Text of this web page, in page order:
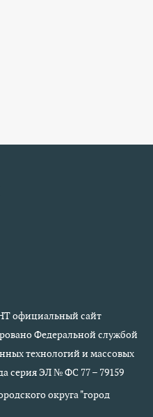
официальный сайт
Федеральной службой
технологий и массовых
серия ЭЛ № ФС 77 – 79159
округа "город